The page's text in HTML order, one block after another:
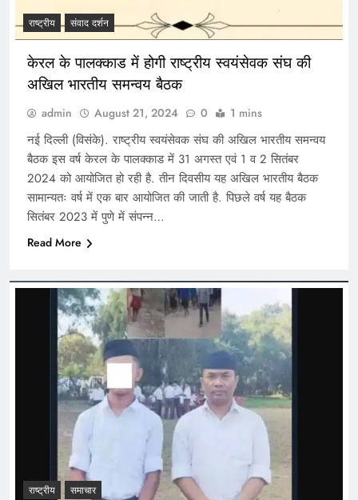
राष्ट्रीय संवाद दर्शन
केरल के पालक्काड में होगी राष्ट्रीय स्वयंसेवक संघ की
अखिल भारतीय समन्वय बैठक
admin August 21, 2024 0 1 mins
नई दिल्ली (विसंके). राष्ट्रीय स्वयंसेवक संघ की अखिल भारतीय समन्वय
बैठक इस वर्ष केरल के पालक्काड में 31 अगस्त एवं 1 व 2 सितंबर
2024 को आयोजित हो रही है. तीन दिवसीय यह अखिल भारतीय बैठक
सामान्यतः वर्ष में एक बार आयोजित की जाती है. पिछले वर्ष यह बैठक
सितंबर 2023 में पुणे में संपन्न…
Read More
राष्ट्रीय समाचार